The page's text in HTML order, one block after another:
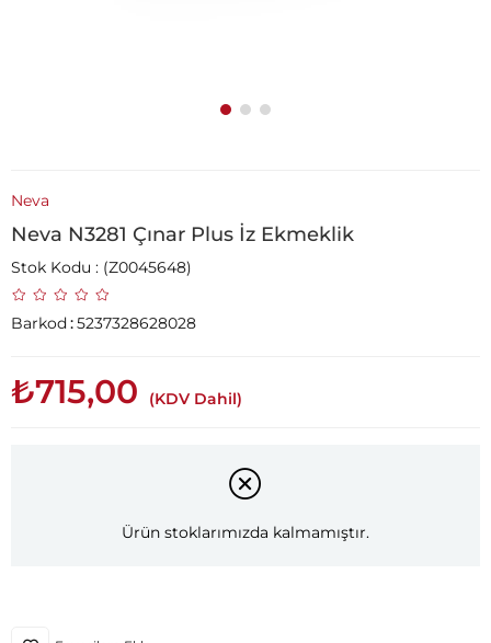
Neva
Neva N3281 Çınar Plus İz Ekmeklik
Stok Kodu (Z0045648)
Barkod:5237328628028
₺715,00 (KDV Dahil)
Ürün stoklarımızda kalmamıştır.